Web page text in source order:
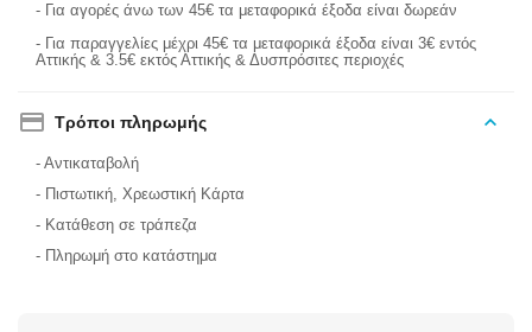
- Για αγορές άνω των 45€ τα μεταφορικά έξοδα είναι δωρεάν
- Για παραγγελίες μέχρι 45€ τα μεταφορικά έξοδα είναι 3€ εντός
Αττικής & 3.5€ εκτός Αττικής & Δυσπρόσιτες περιοχές
Τρόποι πληρωμής
- Αντικαταβολή
- Πιστωτική, Χρεωστική Κάρτα
- Κατάθεση σε τράπεζα
- Πληρωμή στο κατάστημα